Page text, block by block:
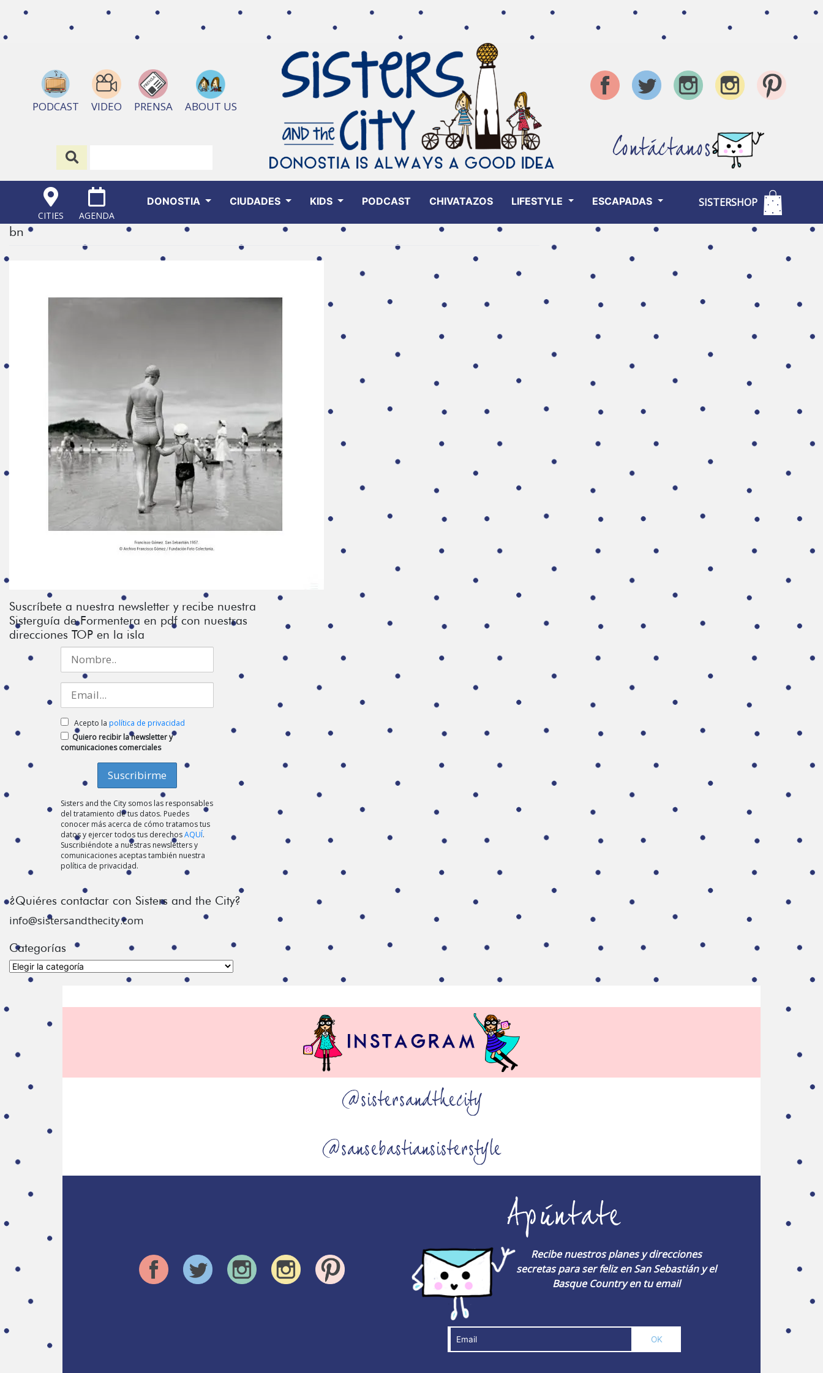
PODCAST VIDEO PRENSA ABOUT US
Contáctanos
CITIES AGENDA
DONOSTIA CIUDADES KIDS PODCAST CHIVATAZOS LIFESTYLE ESCAPADAS SISTERSHOP
bn
Suscríbete a nuestra newsletter y recibe nuestra
Sisterguía de Formentera en pdf con nuestras
direcciones TOP en la isla
Acepto la política de privacidad
Quiero recibir la newsletter y
comunicaciones comerciales
Sisters and the City somos las responsables
del tratamiento de tus datos. Puedes
conocer más acerca de cómo tratamos tus
datos y ejercer todos tus derechosAQUÍ.
Suscribiéndote a nuestras newsletters y
comunicaciones aceptas también nuestra
política de privacidad.
¿Quiéres contactar con Sisters and the City?
info@sistersandthecity.com
Categorías
Categorías
@sistersandthecity
@sansebastiansisterstyle
Apúntate
Recibe nuestros planes y direcciones
secretas para ser feliz en San Sebastián y el
Basque Country en tu email